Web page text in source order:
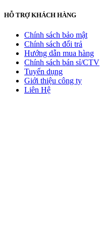
HỖ TRỢ KHÁCH HÀNG
Chính sách bảo mật
Chính sách đổi trả
Hướng dẫn mua hàng
Chính sách bán sỉ/CTV
Tuyển dụng
Giới thiệu công ty
Liên Hệ